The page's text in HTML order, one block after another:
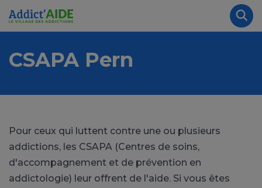
Aller au contenu principal
CSAPA Pern
Pour ceux qui luttent contre une ou plusieurs
addictions, les CSAPA (Centres de soins,
d'accompagnement et de prévention en
addictologie) leur offrent de l'aide. Si vous êtes
Panneau de gestion des cookies